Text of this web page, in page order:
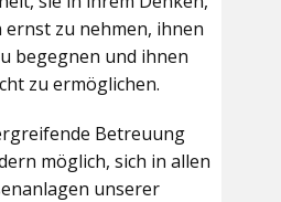
ernst zu nehmen, ihnen
begegnen und ihnen
zu ermöglichen.
Betreuung
möglich, sich in allen
unserer